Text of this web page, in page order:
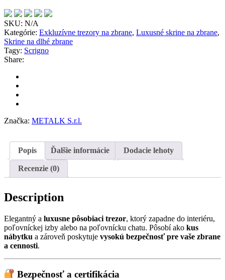
SKU: N/A
Kategórie: Exkluzívne trezory na zbrane, Luxusné skrine na zbrane,
Skrine na dlhé zbrane
Tagy: Scrigno
Share:
Značka: METALK S.r.l.
Popis Ďalšie informácie Dodacie lehoty
Recenzie (0)
Description
Elegantný a luxusne pôsobiaci trezor, ktorý zapadne do interiéru,
poľovníckej izby alebo na poľovnícku chatu. Pôsobí ako kus
nábytku a zároveň poskytuje vysokú bezpečnosť pre vaše zbrane
a cennosti.
Bezpečnosť a certifikácia